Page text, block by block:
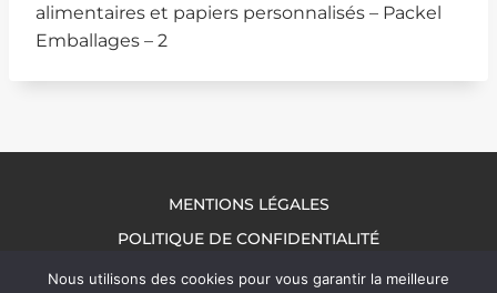
alimentaires et papiers personnalisés – Packel
Emballages – 2
MENTIONS LÉGALES
POLITIQUE DE CONFIDENTIALITÉ
NOUS CONTACTER
Nous utilisons des cookies pour vous garantir la meilleure